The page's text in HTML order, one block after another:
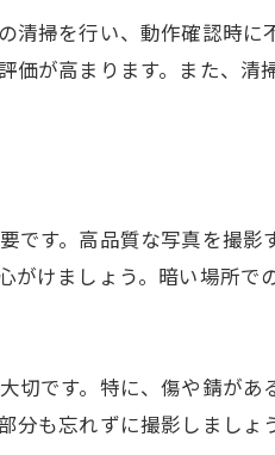
渉のタイミング
りを活用する方法
場合の対処法
避けるための対策
認ポイント
掃を行い、動作確認時
が高まります。また、
す。高品質な写真を撮
けましょう。暗い場所
です。特に、傷や錆が
も忘れずに撮影しまし